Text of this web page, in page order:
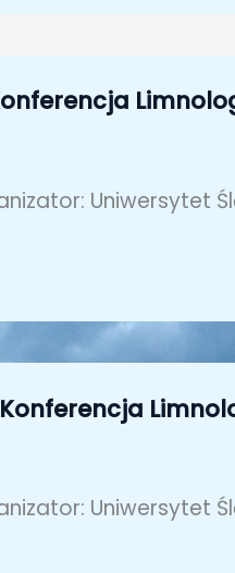
Uniwersytet
Uniwersytet